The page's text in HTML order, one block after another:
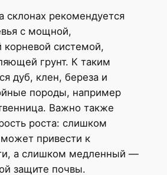
склонах рекомендуется
с мощной,
корневой системой,
грунт. К таким
дуб, клен, береза и
породы, например
Важно также
роста: слишком
привести к
а слишком медленный —
защите почвы.